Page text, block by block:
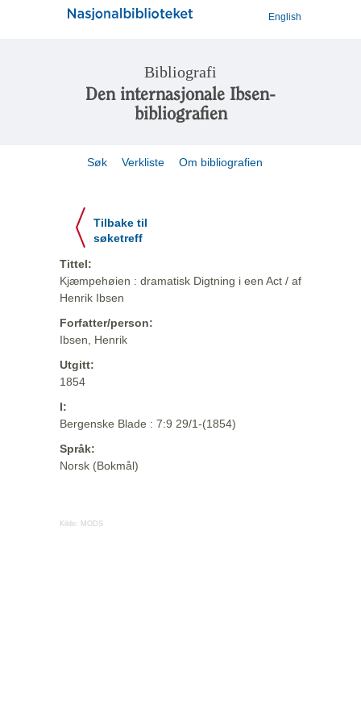
English
Bibliografi
Den internasjonale Ibsen-
bibliografien
Søk Verkliste Om bibliografien
Tilbake til
søketreff
Tittel:
Kjæmpehøien : dramatisk Digtning i een Act / af
Henrik Ibsen
Forfatter/person:
Ibsen, Henrik
Utgitt:
1854
I:
Bergenske Blade : 7:9 29/1-(1854)
Språk:
Norsk (Bokmål)
Kilde: MODS